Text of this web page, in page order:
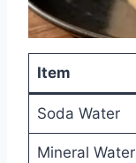
Item
Soda Water
Mineral Water